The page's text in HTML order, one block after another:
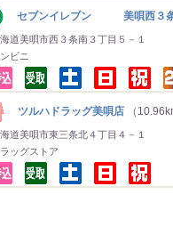
セブンイレブン 美唄西３
道美唄市西３条南３丁目５－１
ビニ
ツルハドラッグ美唄店 （
道美唄市東三条北４丁目４－１
ラッグストア